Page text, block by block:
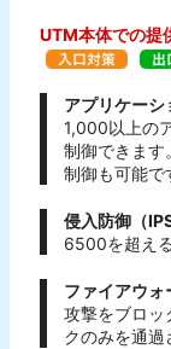
UTM本体での提
アプリケーシ
1,000以上の
制御できます
制御も可能で
侵入防御（IPS
6500を超え
ファイアウォ
攻撃をブロッ
クのみを通過